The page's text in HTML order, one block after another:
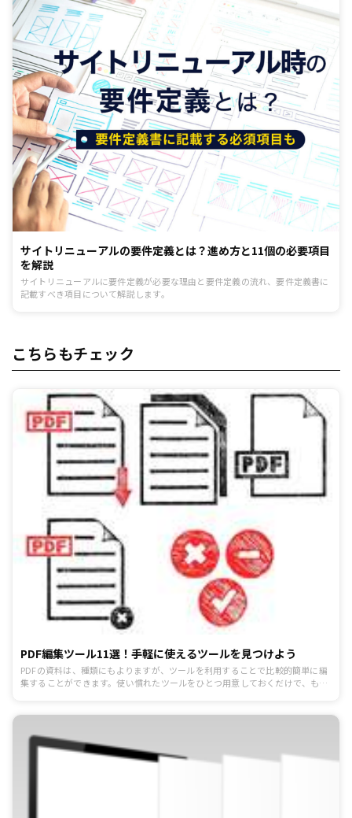
サイトリニューアルの要件定義とは？進め方と11個の必要項目
を解説
サイトリニューアルに要件定義が必要な理由と要件定義の流れ、要件定義書に
記載すべき項目について解説します。
こちらもチェック
PDF編集ツール11選！手軽に使えるツールを見つけよう
PDFの資料は、種類にもよりますが、ツールを利用することで比較的簡単に編
集することができます。使い慣れたツールをひとつ用意しておくだけで、もし